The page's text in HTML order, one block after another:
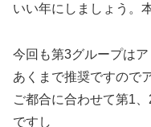
いい年にしましょう。
今回も第3グループはア
あくまで推奨ですので
ご都合に合わせて第1
ですし